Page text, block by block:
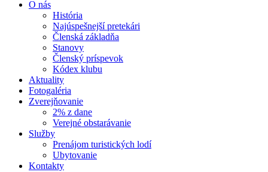
O nás
História
Najúspešnejší pretekári
Členská základňa
Stanovy
Členský príspevok
Kódex klubu
Aktuality
Fotogaléria
Zverejňovanie
2% z dane
Verejné obstarávanie
Služby
Prenájom turistických lodí
Ubytovanie
Kontakty